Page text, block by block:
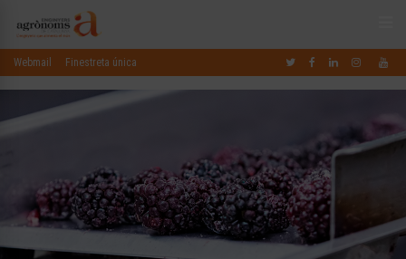
Webmail Finestreta única